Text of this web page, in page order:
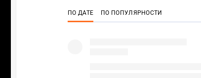
ПО ДАТЕ ПО ПОПУЛЯРНОСТИ